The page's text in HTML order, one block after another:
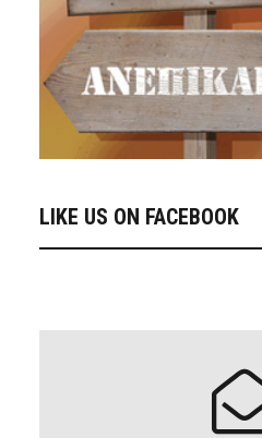
LIKE US ON FACEBOOK